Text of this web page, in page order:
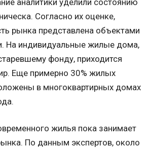
аналитики уделили состоянию
Согласно их оценке,
рынка представлена объектами
На индивидуальные жилые дома,
фонду, приходится
Еще примерно 30% жилых
в многоквартирных домах
жилья пока занимает
По данным экспертов, около